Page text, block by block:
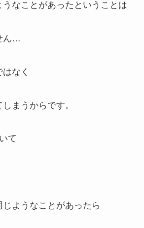
なことがあったということは
ん…
なく
まうからです。
て
ようなことがあったら